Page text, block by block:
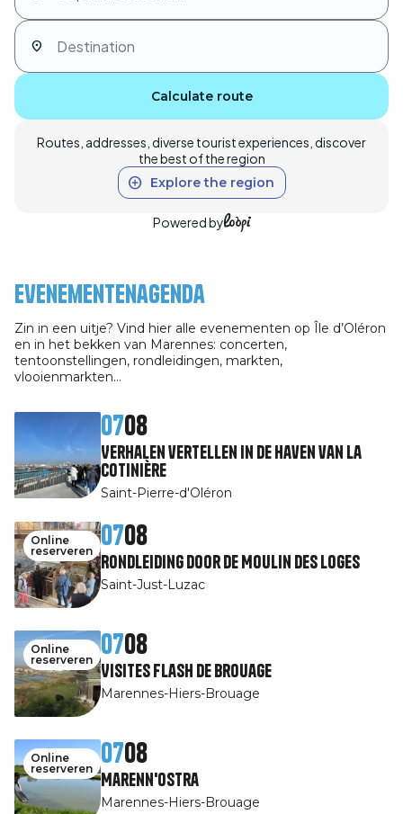
Calculate route
Routes, addresses, diverse tourist experiences, discover
the best of the region
Explore the region
Powered by
Evenementenagenda
Zin in een uitje? Vind hier alle evenementen op Île d’Oléron
en in het bekken van Marennes: concerten,
tentoonstellingen, rondleidingen, markten,
vlooienmarkten…
0708
Verhalen vertellen in de haven van La
Cotinière
Saint-Pierre-d'Oléron
Online
reserveren
0708
Rondleiding door de Moulin des Loges
Saint-Just-Luzac
Online
reserveren
0708
Visites Flash de Brouage
Marennes-Hiers-Brouage
Online
reserveren
0708
Marenn'Ostra
Marennes-Hiers-Brouage